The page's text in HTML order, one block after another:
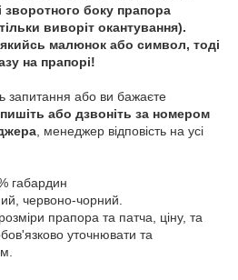
зворотного боку прапора
виворіт окантування).
малюнок або символ, тоді
на прапорі!
запитання або ви бажаєте
пишіть або дзвоніть за номером
, менеджер відповість на усі
габардин
червоно-чорний.
прапора та патча, ціну, та
уточнювати та